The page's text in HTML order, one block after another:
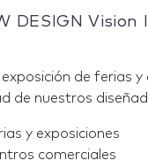
DESIGN Vision
de ferias
de nuestros
y exposiciones
comerciales